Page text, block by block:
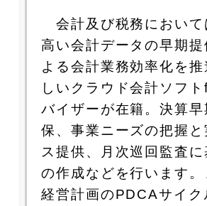
会計及び税務において
高い会計データの早期
よる会計業務効率化を
しいクラウド会計ソフ
バイザーが在籍。決算
保、事業ニーズの把握
ス提供、月次巡回監査
の作成などを行います
経営計画のPDCAサイ